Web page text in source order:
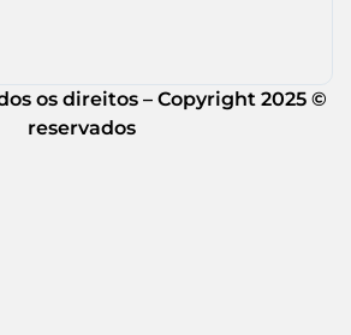
os direitos – Copyright 2025 ©
reservados